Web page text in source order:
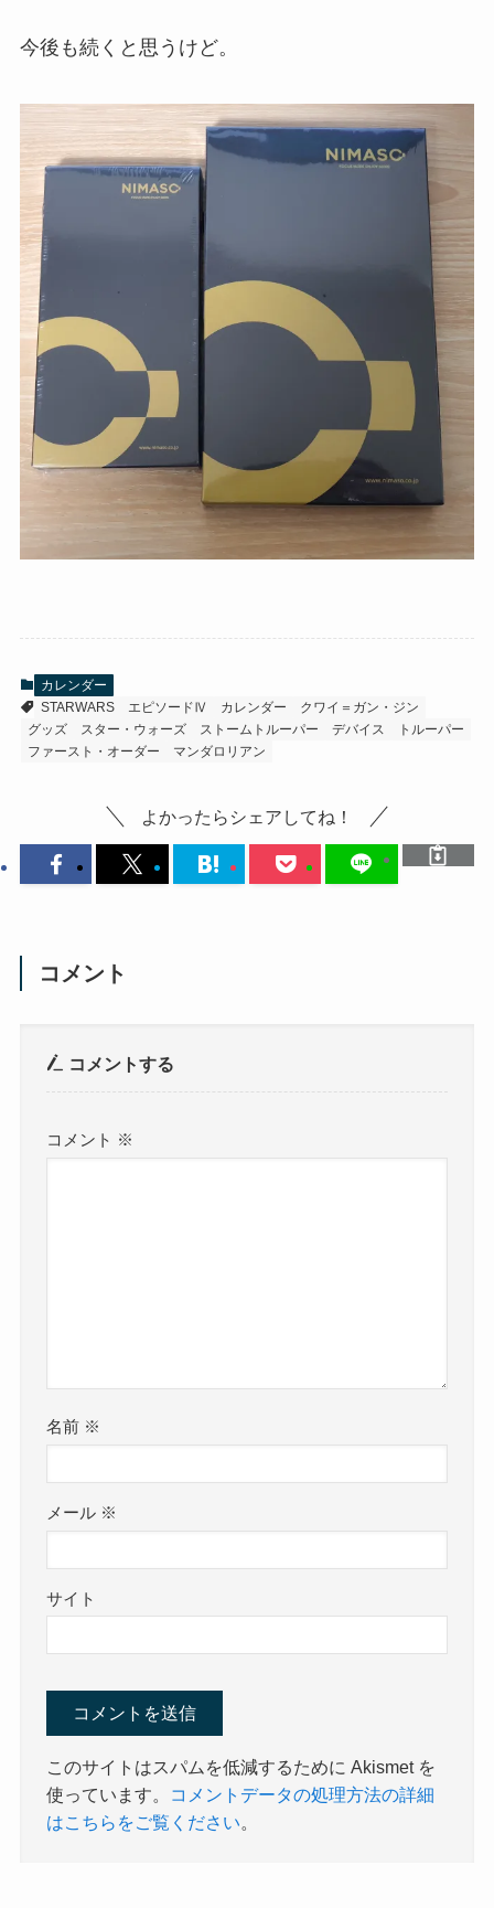
今後も続くと思うけど。
カレンダー
STARWARS
エピソードⅣ カレンダー
クワイ＝ガン・ジン
グッズ
スター・ウォーズ ストームトルーパー デバイス
トルーパー
ファースト・オーダー
マンダロリアン
よかったらシェアしてね！
コメント
コメントする
コメント ※
名前 ※
メール ※
サイト
このサイトはスパムを低減するために Akismet を
使っています。
コメントデータの処理方法の詳細
はこちらをご覧ください。